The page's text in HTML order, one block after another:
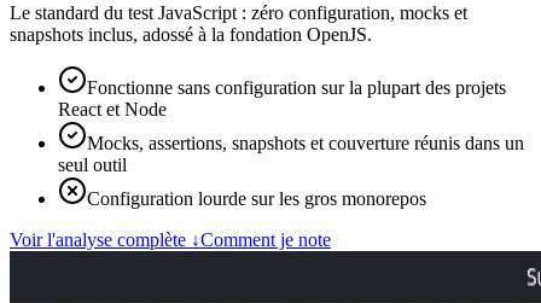
Le standard du test JavaScript : zéro configuration, mocks et
snapshots inclus, adossé à la fondation OpenJS.
Fonctionne sans configuration sur la plupart des projets
React et Node
Mocks, assertions, snapshots et couverture réunis dans un
seul outil
Configuration lourde sur les gros monorepos
Voir l'analyse complète ↓Comment je note